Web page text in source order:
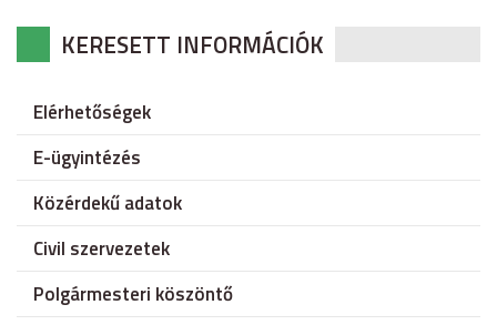
KERESETT INFORMÁCIÓK
Elérhetőségek
E-ügyintézés
Közérdekű adatok
Civil szervezetek
Polgármesteri köszöntő